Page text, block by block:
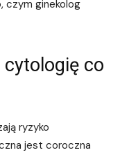
czym ginekolog
co
ryzyko
jest coroczna